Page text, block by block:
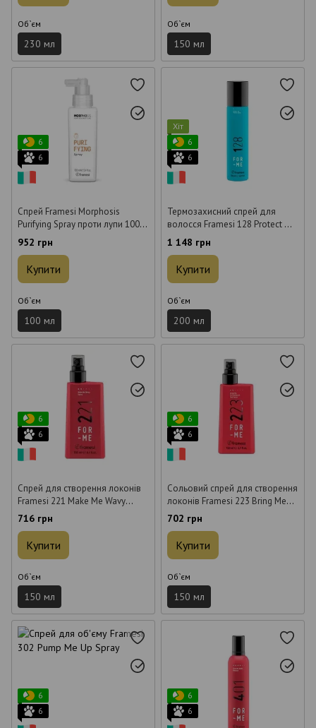
Об`єм
230 мл
Об`єм
150 мл
6
6
Спрей Framesi Morphosis
Purifying Spray проти лупи 100
мл
952 грн
Купити
Об`єм
100 мл
Хіт
6
6
Термозахисний спрей для
волосся Framesi 128 Protect Me
Thermo Spray 200 мл
1 148 грн
Купити
Об`єм
200 мл
6
6
Спрей для створення локонів
Framesi 221 Make Me Wavy
Spray 150 мл
716 грн
Купити
Об`єм
150 мл
6
6
Сольовий спрей для створення
локонів Framesi 223 Bring Me
To The Beach Salt Spray 150 мл
702 грн
Купити
Об`єм
150 мл
6
6
6
6